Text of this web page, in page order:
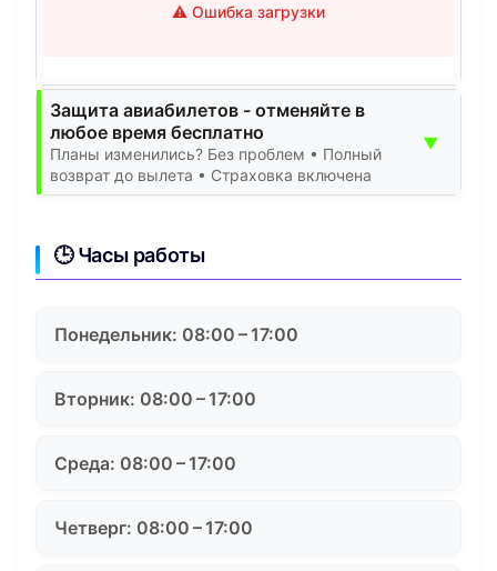
⚠️ Ошибка загрузки
Защита авиабилетов - отменяйте в
любое время бесплатно
Планы изменились? Без проблем • Полный
возврат до вылета • Страховка включена
▼
🕒 Часы работы
Понедельник: 08:00 – 17:00
Вторник: 08:00 – 17:00
Среда: 08:00 – 17:00
Четверг: 08:00 – 17:00